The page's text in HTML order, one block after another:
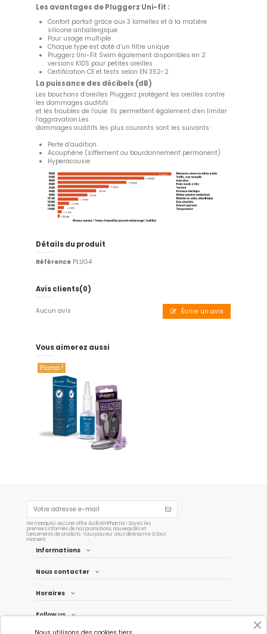
Les avantages de Pluggerz Uni-fit :
Confort parfait grâce aux 3 lamelles et à la matière
silicone antiallergique
Pour usage multiple
Chaque type est doté d’un filtre unique
Pluggerz Uni-Fit Swim également disponibles en 2
versions KIDS pour petites oreilles
Certification CE et tests selon EN 352-2
La puissance des décibels (dB)
Les bouchons d’oreilles Pluggerz protègent les oreilles contre
les dommages auditifs
et les troubles de l’ouïe. Ils permettent également d’en limiter
l’aggravation.Les
dommages auditifs les plus courants sont les suivants :
Perte d’audition
Acouphène (sifflement ou bourdonnement permanent)
Hyperacousie
Détails du produit
Référence PLUG4
Avis clients(0)
Aucun avis Écrire un avis
Vous aimerez aussi
Promo !
Offre couplée Ronchostim +
Pluggerz
24,90 €
Ajouter au
panier
Ne manquez aucune offre AudistimPharma ! Soyez les
premiers informés de nos promotions, nouveautés et
lancements de produits. Vous pouvez vous désinscrire à tout
moment.
Informations
Nous contacter
Horaires
Follow us